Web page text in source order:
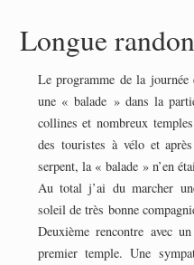
Longue
Le programme de la
une « balade » dans la
collines et nombreux
des touristes à vélo et
serpent, la « balade » n’en
Au total j’ai du marcher
soleil de très bonne
Deuxième rencontre avec
premier temple. Une